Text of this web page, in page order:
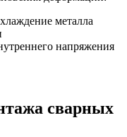
металла
напряжения
сварных